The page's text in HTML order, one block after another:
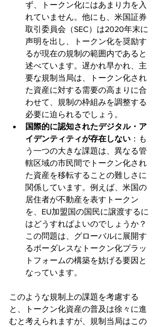
ず、トークン化にはあまり力を入
れていません。他にも、米国証券
取引委員会（SEC）は2020年末に
声明を出し、トークン化を奨励す
るが現在の規制の範囲内であると
述べています。遅かれ早かれ、主
要な規制当局は、トークン化され
た資産に対する需要の高まりに合
わせて、規制の枠組みを調整する
必要に迫られるでしょう。
国際的に認知されたデジタル・ア
イデンティティが存在しない ：も
う一つの大きな課題は、異なる管
轄区域の市民間でトークン化され
た資産を移転することの難しさに
関係しています。例えば、米国の
居住者が不動産を表すトークン
を、EU加盟国の国民に譲渡するに
はどうすればよいのでしょうか？
この問題は、グローバルに展開す
るボーダレスなトークン化プラッ
トフォームの構築を妨げる要因と
なっています。
このような規制上の課題を考慮する
と、トークン化資産の普及は徐々に進
むと考えられますが、規制当局はこの